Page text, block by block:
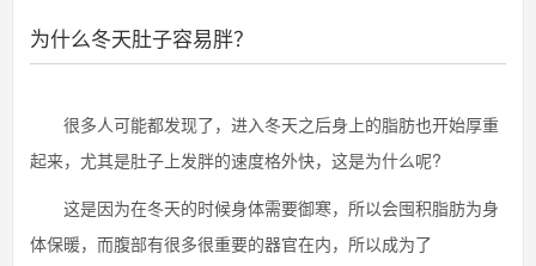
为什么冬天肚子容易胖？
很多人可能都发现了，进入冬天之后身上的脂肪也开始厚重
起来，尤其是肚子上发胖的速度格外快，这是为什么呢?
这是因为在冬天的时候身体需要御寒，所以会囤积脂肪为身
体保暖，而腹部有很多很重要的器官在内，所以成为了